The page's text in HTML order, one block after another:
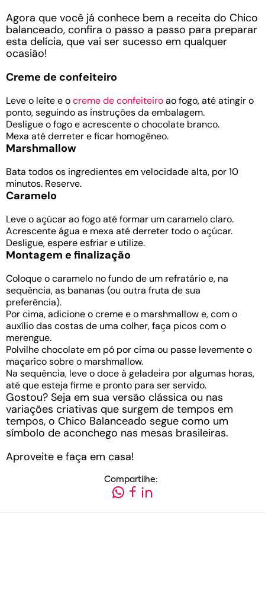
Agora que você já conhece bem a receita do Chico
balanceado, confira o passo a passo para preparar
esta delícia, que vai ser sucesso em qualquer
ocasião!
Creme de confeiteiro
Leve o leite e ocreme de confeiteiroao fogo, até atingir o
ponto, seguindo as instruções da embalagem.
Desligue o fogo e acrescente o chocolate branco.
Mexa até derreter e ficar homogêneo.
Marshmallow
Bata todos os ingredientes em velocidade alta, por 10
minutos. Reserve.
Caramelo
Leve o açúcar ao fogo até formar um caramelo claro.
Acrescente água e mexa até derreter todo o açúcar.
Desligue, espere esfriar e utilize.
Montagem e finalização
Coloque o caramelo no fundo de um refratário e, na
sequência, as bananas (ou outra fruta de sua
preferência).
Por cima, adicione o creme e o marshmallow e, com o
auxílio das costas de uma colher, faça picos com o
merengue.
Polvilhe chocolate em pó por cima ou passe levemente o
maçarico sobre o marshmallow.
Na sequência, leve o doce à geladeira por algumas horas,
até que esteja firme e pronto para ser servido.
Gostou? Seja em sua versão clássica ou nas
variações criativas que surgem de tempos em
tempos, o Chico Balanceado segue como um
símbolo de aconchego nas mesas brasileiras.
Aproveite e faça em casa!
Compartilhe: